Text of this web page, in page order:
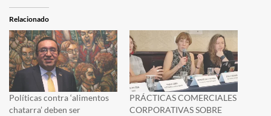
Relacionado
Políticas contra ‘alimentos
chatarra’ deben ser
PRÁCTICAS COMERCIALES
CORPORATIVAS SOBRE